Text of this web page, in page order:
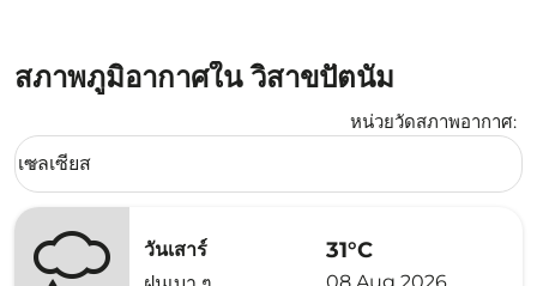
สภาพภูมิอากาศใน วิสาขปัตนัม
หน่วยวัดสภาพอากาศ:
Weather unit option เซลเซียส Selected
เซลเซียส
keyboard_arrow_down
วันเสาร์
31°C
08 Aug 2026